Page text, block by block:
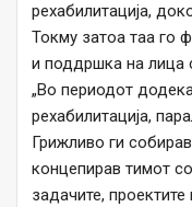
рехабилитација,
Токму затоа таа го
и поддршка на лица
„Во периодот
рехабилитација,
Грижливо ги
концепирав тимот
задачите,